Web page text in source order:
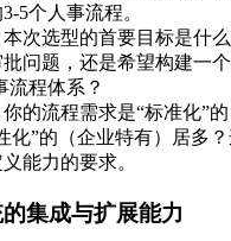
5个人事流程。
本次选型的首要目标是什
问题，还是希望构建一
流程体系？
你的流程需求是“标准化”
化”的（企业特有）居多
能力的要求。
集成与扩展能力